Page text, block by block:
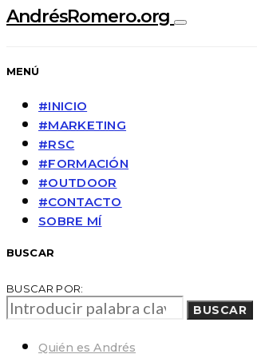
AndrésRomero.org
MENÚ
#INICIO
#MARKETING
#RSC
#FORMACIÓN
#OUTDOOR
#CONTACTO
SOBRE MÍ
BUSCAR
BUSCAR POR:
BUSCAR
Quién es Andrés